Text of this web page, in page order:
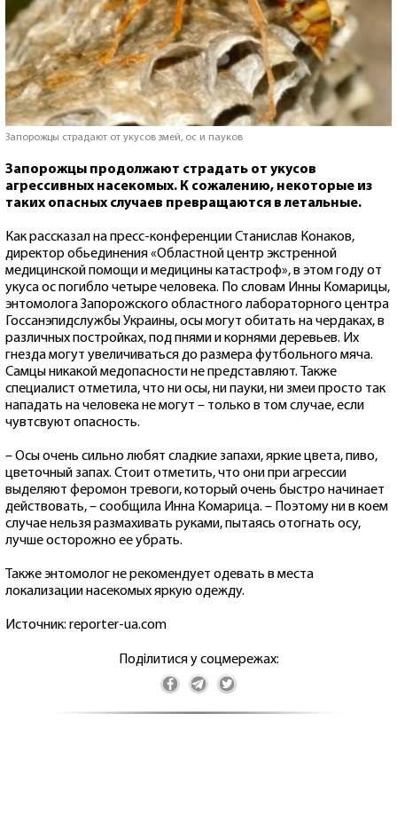
Запорожцы страдают от укусов змей, ос и пауков
Запорожцы продолжают страдать от укусов
агрессивных насекомых. К сожалению, некоторые из
таких опасных случаев превращаются в летальные.
Как рассказал на пресс-конференции Станислав Конаков,
директор обьединения «Областной центр экстренной
медицинской помощи и медицины катастроф», в этом году от
укуса ос погибло четыре человека. По словам Инны Комарицы,
энтомолога Запорожского областного лабораторного центра
Госсанэпидслужбы Украины, осы могут обитать на чердаках, в
различных постройках, под пнями и корнями деревьев. Их
гнезда могут увеличиваться до размера футбольного мяча.
Самцы никакой медопасности не представляют. Также
специалист отметила, что ни осы, ни пауки, ни змеи просто так
нападать на человека не могут – только в том случае, если
чувтсвуют опасность.
– Осы очень сильно любят сладкие запахи, яркие цвета, пиво,
цветочный запах. Стоит отметить, что они при агрессии
выделяют феромон тревоги, который очень быстро начинает
действовать, – сообщила Инна Комарица. – Поэтому ни в коем
случае нельзя размахивать руками, пытаясь отогнать осу,
лучше осторожно ее убрать.
Также энтомолог не рекомендует одевать в места
локализации насекомых яркую одежду.
Источник: reporter-ua.com
Поділитися у соцмережах: